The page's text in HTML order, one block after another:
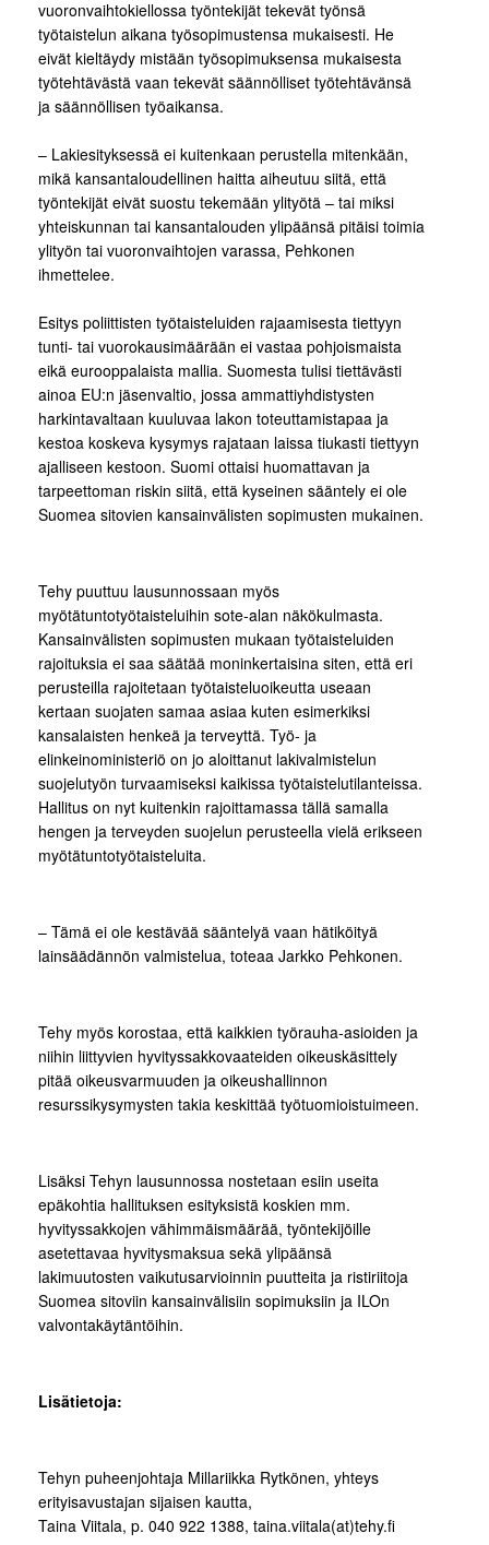
vuoronvaihtokiellossa työntekijät tekevät työnsä
työtaistelun aikana työsopimustensa mukaisesti. He
eivät kieltäydy mistään työsopimuksensa mukaisesta
työtehtävästä vaan tekevät säännölliset työtehtävänsä
ja säännöllisen työaikansa.
– Lakiesityksessä ei kuitenkaan perustella mitenkään,
mikä kansantaloudellinen haitta aiheutuu siitä, että
työntekijät eivät suostu tekemään ylityötä – tai miksi
yhteiskunnan tai kansantalouden ylipäänsä pitäisi toimia
ylityön tai vuoronvaihtojen varassa, Pehkonen
ihmettelee.
Esitys poliittisten työtaisteluiden rajaamisesta tiettyyn
tunti- tai vuorokausimäärään ei vastaa pohjoismaista
eikä eurooppalaista mallia. Suomesta tulisi tiettävästi
ainoa EU:n jäsenvaltio, jossa ammattiyhdistysten
harkintavaltaan kuuluvaa lakon toteuttamistapaa ja
kestoa koskeva kysymys rajataan laissa tiukasti tiettyyn
ajalliseen kestoon. Suomi ottaisi huomattavan ja
tarpeettoman riskin siitä, että kyseinen sääntely ei ole
Suomea sitovien kansainvälisten sopimusten mukainen.
Tehy puuttuu lausunnossaan myös
myötätuntotyötaisteluihin sote-alan näkökulmasta.
Kansainvälisten sopimusten mukaan työtaisteluiden
rajoituksia ei saa säätää moninkertaisina siten, että eri
perusteilla rajoitetaan työtaisteluoikeutta useaan
kertaan suojaten samaa asiaa kuten esimerkiksi
kansalaisten henkeä ja terveyttä. Työ- ja
elinkeinoministeriö on jo aloittanut lakivalmistelun
suojelutyön turvaamiseksi kaikissa työtaistelutilanteissa.
Hallitus on nyt kuitenkin rajoittamassa tällä samalla
hengen ja terveyden suojelun perusteella vielä erikseen
myötätuntotyötaisteluita.
– Tämä ei ole kestävää sääntelyä vaan hätiköityä
lainsäädännön valmistelua, toteaa Jarkko Pehkonen.
Tehy myös korostaa, että kaikkien työrauha-asioiden ja
niihin liittyvien hyvityssakkovaateiden oikeuskäsittely
pitää oikeusvarmuuden ja oikeushallinnon
resurssikysymysten takia keskittää työtuomioistuimeen.
Lisäksi Tehyn lausunnossa nostetaan esiin useita
epäkohtia hallituksen esityksistä koskien mm.
hyvityssakkojen vähimmäismäärää, työntekijöille
asetettavaa hyvitysmaksua sekä ylipäänsä
lakimuutosten vaikutusarvioinnin puutteita ja ristiriitoja
Suomea sitoviin kansainvälisiin sopimuksiin ja ILOn
valvontakäytäntöihin.
Lisätietoja:
Tehyn puheenjohtaja Millariikka Rytkönen, yhteys
erityisavustajan sijaisen kautta,
Taina Viitala, p. 040 922 1388, taina.viitala(at)tehy.fi